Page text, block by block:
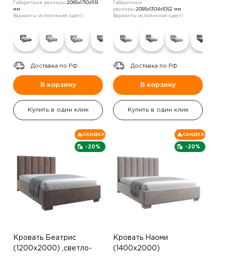
Габаритные размеры:2095х1710х1151
мм
Варианты исполнения (цвет):
Доставка по РФ.
В корзину
Купить в один клик
Габаритные
размеры:2095х1304х1052 мм
Варианты исполнения (цвет):
Доставка по РФ.
В корзину
Купить в один клик
-20%
СКИДКА
Кровать Беатрис
(1200х2000) ,светло-
-20%
СКИДКА
Кровать Наоми
(1400х2000)